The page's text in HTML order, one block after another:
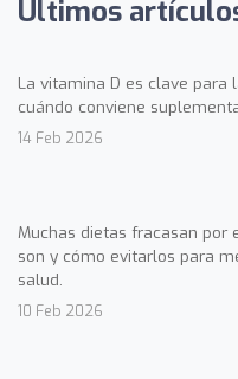
Últimos
La vitamina D es clave para
cuándo conviene
14 Feb 2026
Muchas dietas fracasan por
son y cómo evitarlos para
salud.
10 Feb 2026